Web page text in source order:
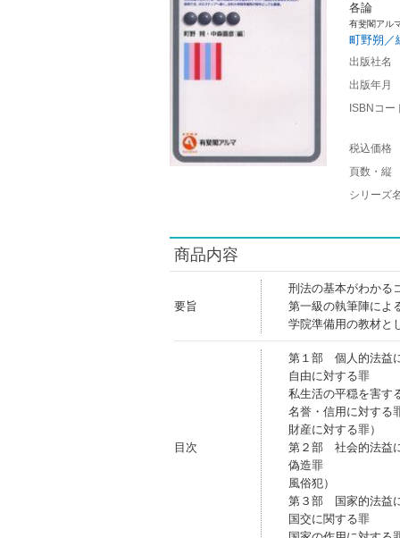
各論
有斐閣アル
町野朔
出版社名
出版年月
ISBNコー
税込価格
頁数・縦
シリーズ名
商品内容
要旨
刑法の基本がわかる
第一級の執筆陣によ
学院準備用の教材と
目次
第１部 個人的法益
自由に対する罪
私生活の平穏を害す
名誉・信用に対する
財産に対する罪）
第２部 社会的法益
偽造罪
風俗犯）
第３部 国家的法益
国交に関する罪